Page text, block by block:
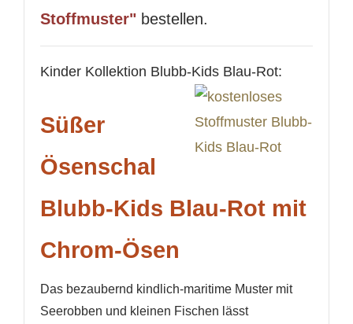
Stoffmuster" bestellen.
Kinder Kollektion Blubb-Kids Blau-Rot:
Süßer
Ösenschal
Blubb-Kids Blau-Rot mit
Chrom-Ösen
Das bezaubernd kindlich-maritime Muster mit
Seerobben und kleinen Fischen lässt